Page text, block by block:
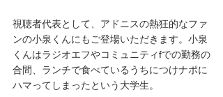
視聴者代表として、アドニスの熱狂的なファ
ンの小泉くんにもご登場いただきます。小泉
くんはラジオエフやコミュニティfでの勤務の
合間、ランチで食べているうちにつけナポに
ハマってしまったという大学生。